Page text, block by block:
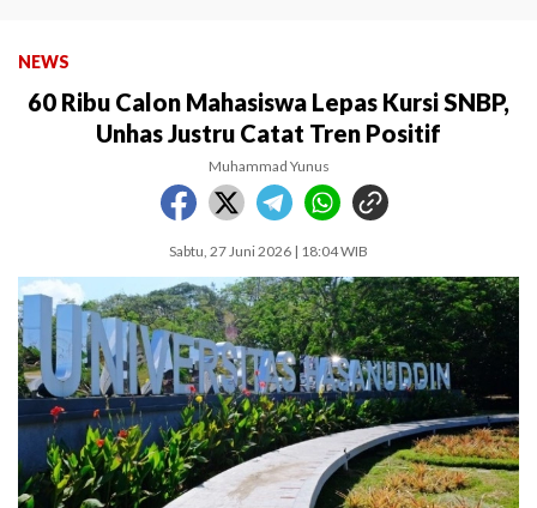
NEWS
60 Ribu Calon Mahasiswa Lepas Kursi SNBP,
Unhas Justru Catat Tren Positif
Muhammad Yunus
Sabtu, 27 Juni 2026 | 18:04 WIB